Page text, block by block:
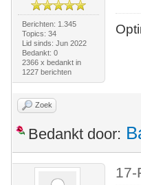
Berichten: 1.345
Topics: 34
Lid sinds: Jun 2022
Bedankt: 0
2366 x bedankt in
1227 berichten
Zoek
Bedankt door:
17-